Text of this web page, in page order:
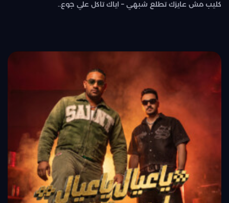
كليب مش عايزك تطلع شبهي – اياك تاكل علي جوع..